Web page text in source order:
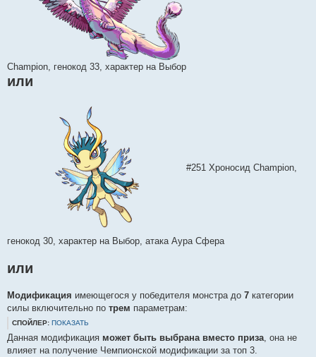
Champion, генокод 33, характер на Выбор
или
#251 Хроносид Champion,
генокод 30, характер на Выбор, атака Аура Сфера
или
Модификация имеющегося у победителя монстра до 7 категории
силы включительно по трем параметрам:
СПОЙЛЕР: ПОКАЗАТЬ
Данная модификация может быть выбрана вместо приза, она не
влияет на получение Чемпионской модификации за топ 3.